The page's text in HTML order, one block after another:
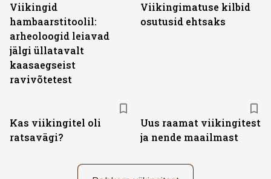
Viikingid
hambaarstitoolil:
arheoloogid leiavad
jälgi üllatavalt
kaasaegseist
ravivõtetest
Viikingimatuse kilbid
osutusid ehtsaks
Kas viikingitel oli
ratsavägi?
Uus raamat viikingitest
ja nende maailmast